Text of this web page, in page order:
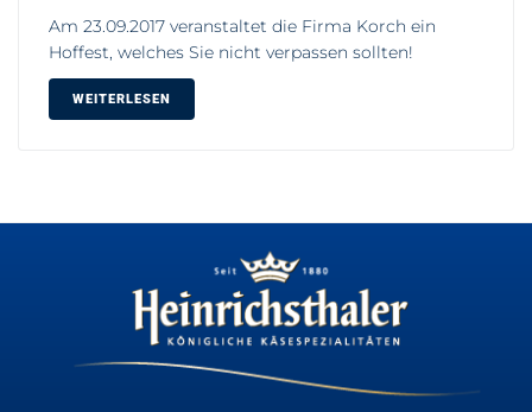
Am 23.09.2017 veranstaltet die Firma Korch ein
Hoffest, welches Sie nicht verpassen sollten!
WEITERLESEN